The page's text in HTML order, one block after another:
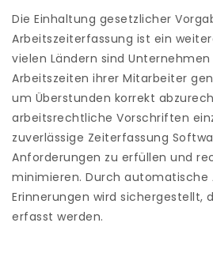
Die Einhaltung gesetzlicher
Arbeitszeiterfassung ist ein
vielen Ländern sind
Arbeitszeiten ihrer Mitarbeiter
um Überstunden korrekt
arbeitsrechtliche Vorschriften
zuverlässige Zeiterfassung
Anforderungen zu erfüllen und
minimieren. Durch automatische
Erinnerungen wird sichergestellt,
erfasst werden.